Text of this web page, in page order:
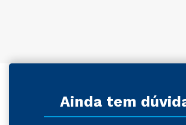
Ainda tem